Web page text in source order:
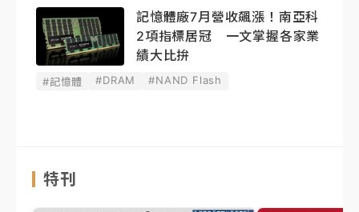
記憶體廠7月營收飆漲！南亞科
2項指標居冠 一文掌握各家業
績大比拚
#記憶體 #DRAM #NAND Flash
特刊